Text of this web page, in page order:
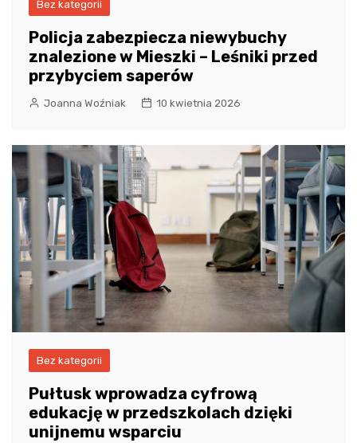
Bez kategorii
Policja zabezpiecza niewybuchy
znalezione w Mieszki – Leśniki przed
przybyciem saperów
Joanna Woźniak 10 kwietnia 2026
Bez kategorii
Pułtusk wprowadza cyfrową
edukację w przedszkolach dzięki
unijnemu wsparciu